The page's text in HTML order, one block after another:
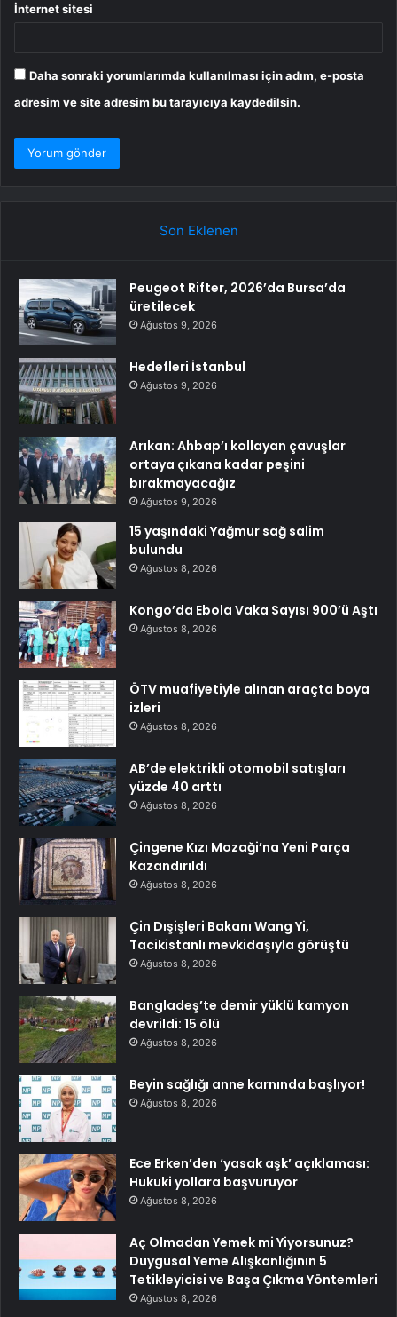
İnternet sitesi
Daha sonraki yorumlarımda kullanılması için adım, e-posta
adresim ve site adresim bu tarayıcıya kaydedilsin.
Son Eklenen
Peugeot Rifter, 2026’da Bursa’da
üretilecek
Ağustos 9, 2026
Hedefleri İstanbul
Ağustos 9, 2026
Arıkan: Ahbap’ı kollayan çavuşlar
ortaya çıkana kadar peşini
bırakmayacağız
Ağustos 9, 2026
15 yaşındaki Yağmur sağ salim
bulundu
Ağustos 8, 2026
Kongo’da Ebola Vaka Sayısı 900’ü Aştı
Ağustos 8, 2026
ÖTV muafiyetiyle alınan araçta boya
izleri
Ağustos 8, 2026
AB’de elektrikli otomobil satışları
yüzde 40 arttı
Ağustos 8, 2026
Çingene Kızı Mozaği’na Yeni Parça
Kazandırıldı
Ağustos 8, 2026
Çin Dışişleri Bakanı Wang Yi,
Tacikistanlı mevkidaşıyla görüştü
Ağustos 8, 2026
Bangladeş’te demir yüklü kamyon
devrildi: 15 ölü
Ağustos 8, 2026
Beyin sağlığı anne karnında başlıyor!
Ağustos 8, 2026
Ece Erken’den ‘yasak aşk’ açıklaması:
Hukuki yollara başvuruyor
Ağustos 8, 2026
Aç Olmadan Yemek mi Yiyorsunuz?
Duygusal Yeme Alışkanlığının 5
Tetikleyicisi ve Başa Çıkma Yöntemleri
Ağustos 8, 2026